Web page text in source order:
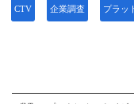
CTV 企業調査 プラッ